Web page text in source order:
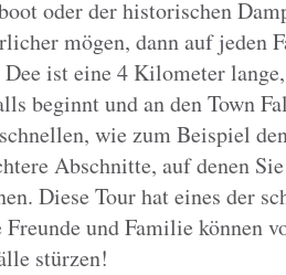
oder der historischen
mögen, dann auf jeden
ist eine 4 Kilometer
beginnt und an den Town
wie zum Beispiel
Abschnitte, auf denen
Diese Tour hat eines der
und Familie können
stürzen!